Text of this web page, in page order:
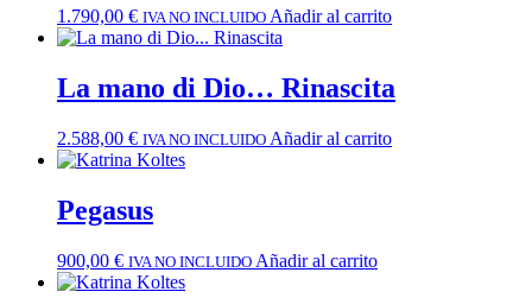
1.790,00 € IVA NO INCLUIDO Añadir al carrito
La mano di Dio… Rinascita
2.588,00 € IVA NO INCLUIDO Añadir al carrito
Pegasus
900,00 € IVA NO INCLUIDO Añadir al carrito